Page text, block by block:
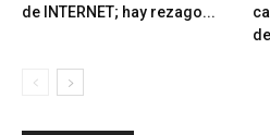
de INTERNET; hay rezago...